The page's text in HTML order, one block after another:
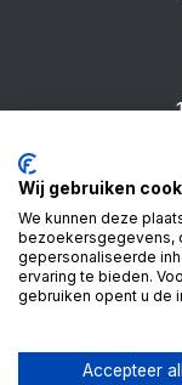
Wij gebruiken
We kunnen deze
bezoekersgegevens,
gepersonaliseerde
ervaring te bieden.
gebruiken opent u de
Accepteer